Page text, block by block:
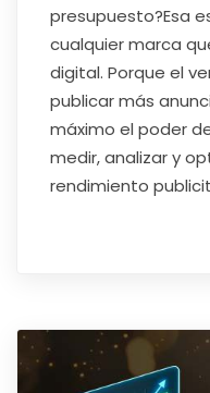
presupuesto?Esa
cualquier marca
digital. Porque el
publicar más
máximo el poder
medir, analizar y
rendimiento